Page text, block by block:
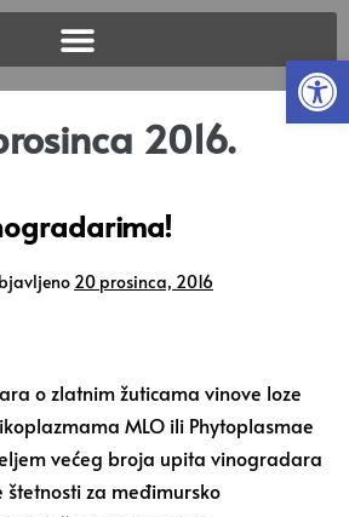
2016.
20 prosinca, 2016
o zlatnim žuticama vinove loze
MLO ili Phytoplasmae
većeg broja upita vinogradara
za međimursko